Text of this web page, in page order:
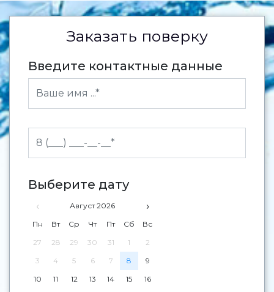
Заказать поверку
Введите контактные данные
Выберите дату
‹ Август 2026 ›
Пн Вт Ср Чт Пт Сб
Вс
27
28 29 30 31 1
2
3
4 5 6 7 8
9
10
11 12 13 14 15
16